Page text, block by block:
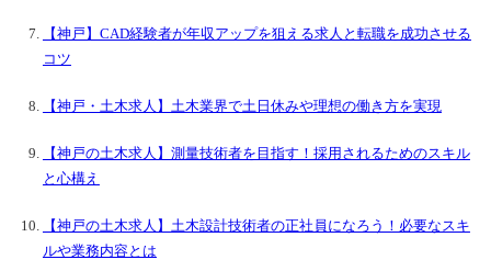
【神戸】CAD経験者が年収アップを狙える求人と転職を成功させる
コツ
【神戸・土木求人】土木業界で土日休みや理想の働き方を実現
【神戸の土木求人】測量技術者を目指す！採用されるためのスキル
と心構え
【神戸の土木求人】土木設計技術者の正社員になろう！必要なスキ
ルや業務内容とは